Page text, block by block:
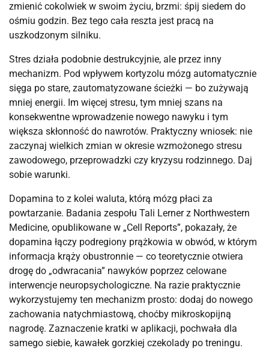
zmienić cokolwiek w swoim życiu, brzmi: śpij siedem do
ośmiu godzin. Bez tego cała reszta jest pracą na
uszkodzonym silniku.
Stres działa podobnie destrukcyjnie, ale przez inny
mechanizm. Pod wpływem kortyzolu mózg automatycznie
sięga po stare, zautomatyzowane ścieżki — bo zużywają
mniej energii. Im więcej stresu, tym mniej szans na
konsekwentne wprowadzenie nowego nawyku i tym
większa skłonność do nawrotów. Praktyczny wniosek: nie
zaczynaj wielkich zmian w okresie wzmożonego stresu
zawodowego, przeprowadzki czy kryzysu rodzinnego. Daj
sobie warunki.
Dopamina to z kolei waluta, którą mózg płaci za
powtarzanie. Badania zespołu Tali Lerner z Northwestern
Medicine, opublikowane w „Cell Reports”, pokazały, że
dopamina łączy podregiony prążkowia w obwód, w którym
informacja krąży obustronnie — co teoretycznie otwiera
drogę do „odwracania” nawyków poprzez celowane
interwencje neuropsychologiczne. Na razie praktycznie
wykorzystujemy ten mechanizm prosto: dodaj do nowego
zachowania natychmiastową, choćby mikroskopijną
nagrodę. Zaznaczenie kratki w aplikacji, pochwała dla
samego siebie, kawałek gorzkiej czekolady po treningu.